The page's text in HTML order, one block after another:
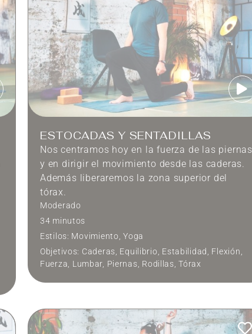
ESTOCADAS Y SENTADILLAS
Nos centramos hoy en la fuerza de las piernas
y en dirigir el movimiento desde las caderas.
Además liberaremos la zona superior del
tórax.
Moderado
34 minutos
Estilos: Movimiento,Yoga
Objetivos: Caderas, Equilibrio, Estabilidad, Flexión,
Fuerza, Lumbar, Piernas, Rodillas,Tórax